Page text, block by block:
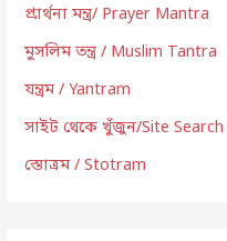
প্রার্থনা মন্ত্র/ Prayer Mantra
মুসলিম তন্ত্র / Muslim Tantra
যন্ত্রম / Yantram
সাইট থেকে খুঁজুন/Site Search
স্তোত্রম / Stotram